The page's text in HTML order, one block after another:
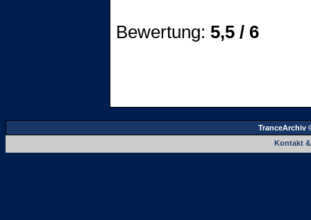
Bewertung: 5,5 / 6
TranceArchiv
Kontakt